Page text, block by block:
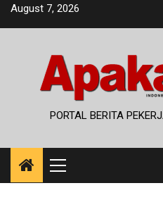
SkipAugust 7, 2026
PORTAL BERITA
Primary
Menu